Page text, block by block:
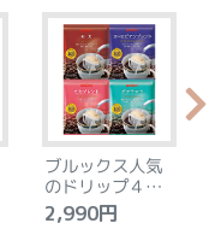
ブルックス人気
のドリップ４種
セット
2,990円